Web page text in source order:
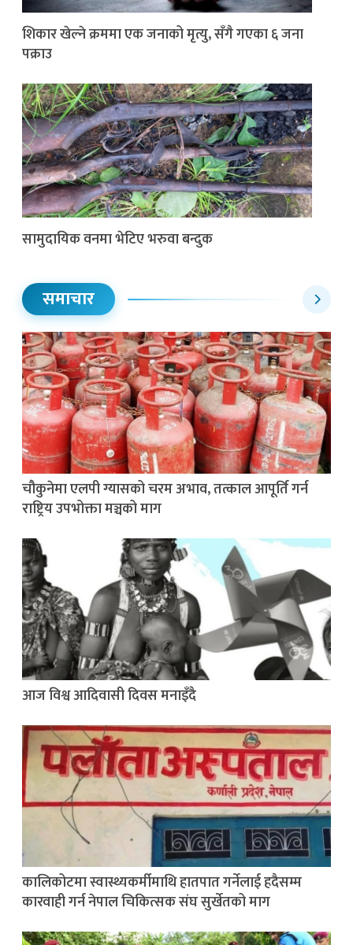
शिकार खेल्ने क्रममा एक जनाको मृत्यु, सँगै गएका ६ जना
पक्राउ
सामुदायिक वनमा भेटिए भरुवा बन्दुक
समाचार
चौकुनेमा एलपी ग्यासको चरम अभाव, तत्काल आपूर्ति गर्न
राष्ट्रिय उपभोक्ता मञ्चको माग
आज विश्व आदिवासी दिवस मनाइँदै
कालिकोटमा स्वास्थ्यकर्मीमाथि हातपात गर्नेलाई हदैसम्म
कारवाही गर्न नेपाल चिकित्सक संघ सुर्खेतको माग